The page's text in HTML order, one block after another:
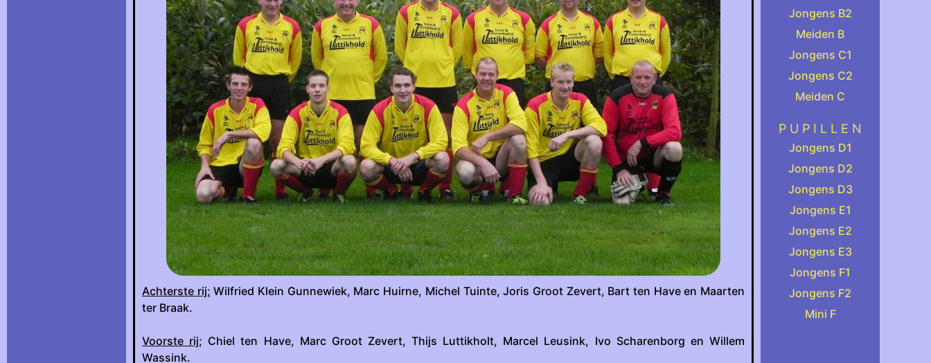
Achterste rij; Wilfried Klein Gunnewiek, Marc Huirne, Michel Tuinte, Joris Groot Zevert, Bart ten Have en Maarten
ter Braak.
Voorste rij; Chiel ten Have, Marc Groot Zevert, Thijs Luttikholt, Marcel Leusink, Ivo Scharenborg en Willem
Wassink.
Jongens B2
Meiden B
Jongens C1
Jongens C2
Meiden C
P U P I L L E N
Jongens D1
Jongens D2
Jongens D3
Jongens E1
Jongens E2
Jongens E3
Jongens F1
Jongens F2
Mini F